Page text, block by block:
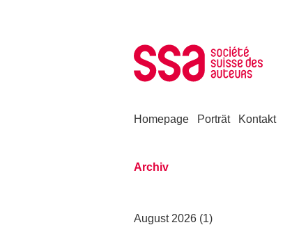
Homepage Porträt Kontakt
Archiv
August 2026 (1)